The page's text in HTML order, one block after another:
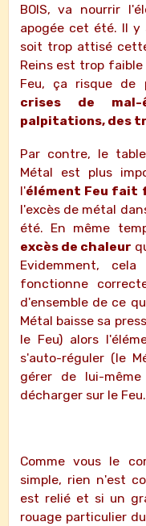
BOIS, va nourrir
apogée cet été. Il y
soit trop attisé
Reins est trop
Feu, ça risque de
crises de
palpitations, des
Par contre, le
Métal est plus
l'élément Feu fait
l'excès de métal
été. En même
excès de chaleur
Evidemment,
fonctionne
d'ensemble de ce
Métal baisse sa
le Feu) alors
s'auto-réguler (le
gérer de lui-
décharger sur le Feu.
Comme vous le
simple, rien n'est
est relié et si un
rouage particulier